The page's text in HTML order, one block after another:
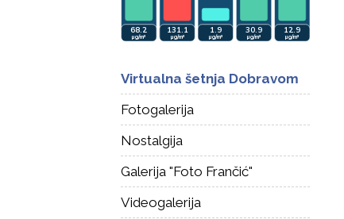
Virtualna šetnja Dobravom
Fotogalerija
Nostalgija
Galerija "Foto Frančić"
Videogalerija